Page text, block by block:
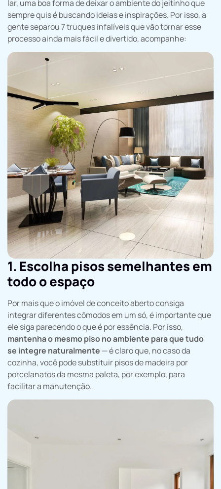
lar, uma boa forma de deixar o ambiente do jeitinho que
sempre quis é buscando ideias e inspirações. Por isso, a
gente separou 7 truques infalíveis que vão tornar esse
processo ainda mais fácil e divertido, acompanhe:
1. Escolha pisos semelhantes em
todo o espaço
Por mais que o imóvel de conceito aberto consiga
integrar diferentes cômodos em um só, é importante que
ele siga parecendo o que é por essência. Por isso,
mantenha o mesmo piso no ambiente para que tudo
se integre naturalmente — é claro que, no caso da
cozinha, você pode substituir pisos de madeira por
porcelanatos da mesma paleta, por exemplo, para
facilitar a manutenção.